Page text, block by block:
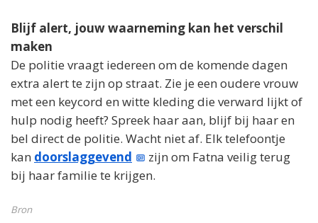
Blijf alert, jouw waarneming kan het verschil
maken
De politie vraagt iedereen om de komende dagen
extra alert te zijn op straat. Zie je een oudere vrouw
met een keycord en witte kleding die verward lijkt of
hulp nodig heeft? Spreek haar aan, blijf bij haar en
bel direct de politie. Wacht niet af. Elk telefoontje
kan doorslaggevend
zijn om Fatna veilig terug
bij haar familie te krijgen.
Bron